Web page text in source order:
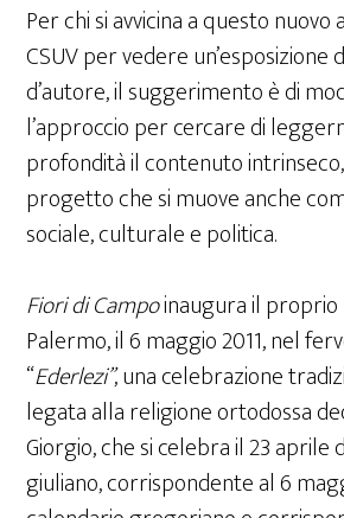
Per chi si avvicina a questo
CSUV per vedere
d’autore, il suggerimento è di
l’approccio per cercare di
profondità il contenuto
progetto che si muove anche
sociale, culturale e politica.
Fiori di Campoinaugura il proprio
Palermo, il 6 maggio 2011, nel
“Ederlezi”, una celebrazione
legata alla religione ortodossa
Giorgio, che si celebra il 23 aprile
giuliano, corrispondente al 6